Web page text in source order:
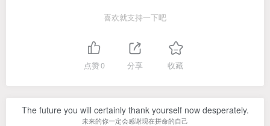
喜欢就支持一下吧
点赞0 分享 收藏
The future you will certainly thank yourself now desperately.
未来的你一定会感谢现在拼命的自己